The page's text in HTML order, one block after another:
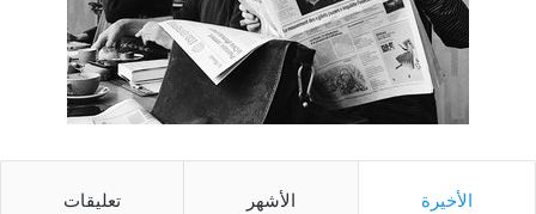
الأخيرة الأشهر تعليقات